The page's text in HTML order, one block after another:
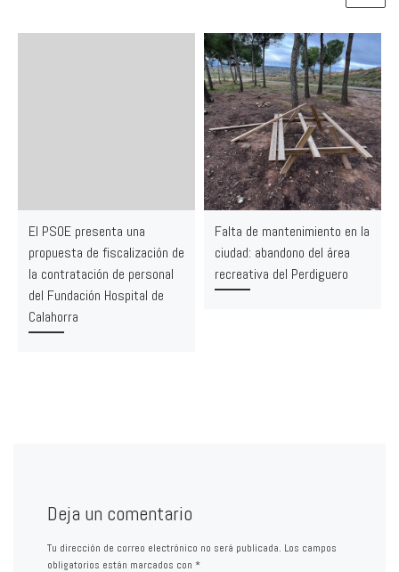
El PSOE presenta una
propuesta de fiscalización de
la contratación de personal
del Fundación Hospital de
Calahorra
Falta de mantenimiento en la
ciudad: abandono del área
recreativa del Perdiguero
Deja un comentario
Tu dirección de correo electrónico no será publicada. Los campos
obligatorios están marcados con *